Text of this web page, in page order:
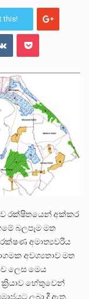
මේ, දන්නා හඳුනන ලියන්නකුගේ නන්නාඳුනන අඩවියක සැරිසරා ලද ආස්වාදනීය මොහොතක සිංහාවලෝකනයකි .කෙටි කවියක දිගු බර…
this!
රක්ෂිතයෙන් අක්කර
බලපෑම මත
අමාත්‍යවරිය
අවශ්‍යතාව මත
ලෙස මෙය
හේතුවෙන්
ලබා දී ඇත.